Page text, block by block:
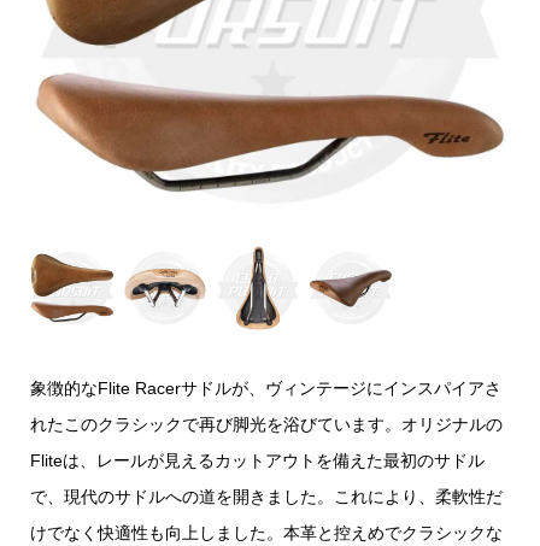
象徴的なFlite Racerサドルが、ヴィンテージにインスパイアさ
れたこのクラシックで再び脚光を浴びています。オリジナルの
Fliteは、レールが見えるカットアウトを備えた最初のサドル
で、現代のサドルへの道を開きました。これにより、柔軟性だ
けでなく快適性も向上しました。本革と控えめでクラシックな